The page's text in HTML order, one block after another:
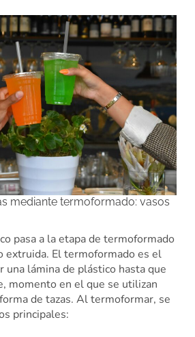
mediante termoformado: vasos
pasa a la etapa de termoformado
extruida. El termoformado es el
una lámina de plástico hasta que
momento en el que se utilizan
de tazas. Al termoformar, se
principales: